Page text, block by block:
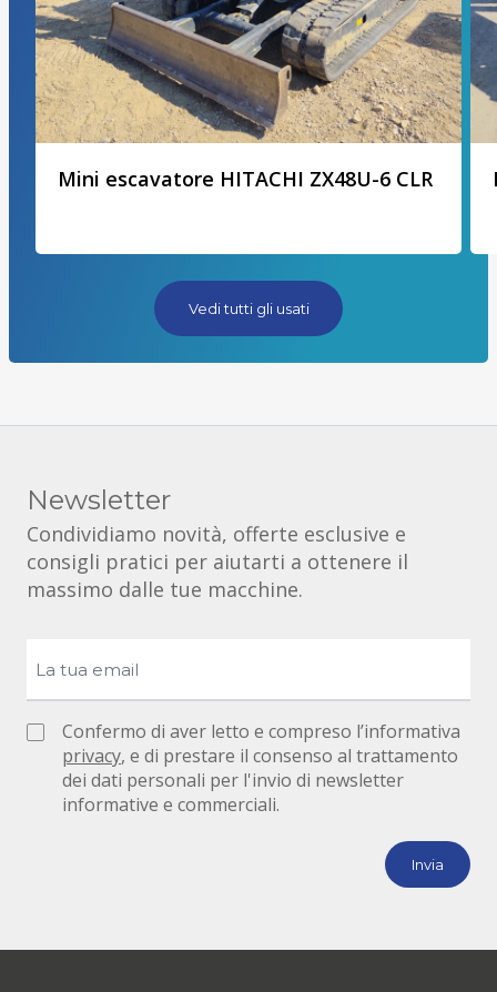
Mini escavatore HITACHI ZX48U-6 CLR
Vedi tutti gli usati
Newsletter
Condividiamo novità, offerte esclusive e
consigli pratici per aiutarti a ottenere il
massimo dalle tue macchine.
Confermo di aver letto e compreso l’informativa
privacy, e di prestare il consenso al trattamento
dei dati personali per l'invio di newsletter
informative e commerciali.